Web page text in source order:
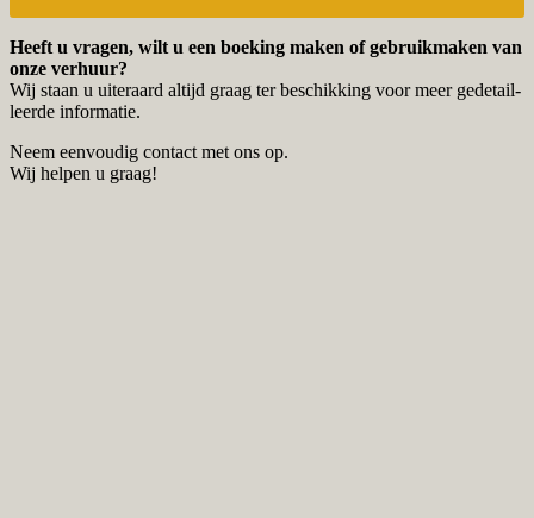
Heeft u vragen, wilt u een boeking maken of gebruik­ma­ken van
onze verhuur?
Wij staan u uiter­aard altijd graag ter beschik­king voor meer gedetail­
leerde informatie.
Neem eenvou­dig contact met ons op.
Wij helpen u graag!